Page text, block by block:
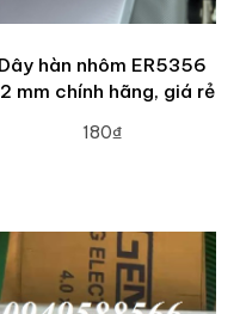
Dây hàn nhôm ER5356
mm chính hãng, giá rẻ
180₫